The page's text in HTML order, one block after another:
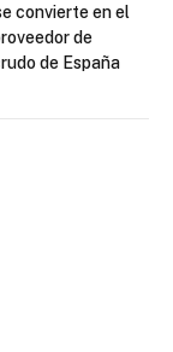
convierte en el
de
de España